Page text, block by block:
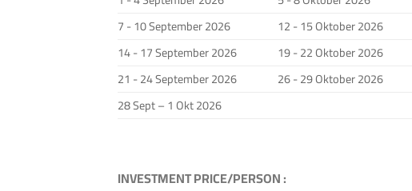
7 - 10 September 2026
12 - 15 Oktober 2026
14 - 17 September 2026
19 - 22 Oktober 2026
21 - 24 September 2026
26 - 29 Oktober 2026
28 Sept – 1 Okt 2026
INVESTMENT PRICE/PERSON :